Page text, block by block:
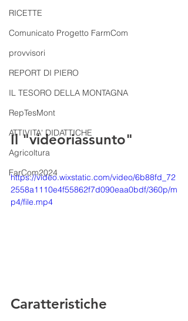
RICETTE
Comunicato Progetto FarmCom
provvisori
REPORT DI PIERO
IL TESORO DELLA MONTAGNA
RepTesMont
ATTIVITA' DIDATTICHE
Agricoltura
FarCom2024
Il "videoriassunto"
https://video.wixstatic.com/video/6b88fd_72
2558a1110e4f55862f7d090eaa0bdf/360p/m
p4/file.mp4
Caratteristiche